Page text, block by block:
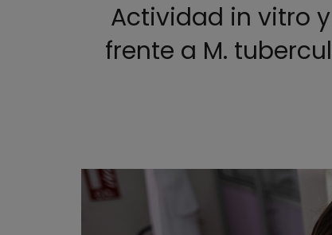
Actividad in vitro
frente a M.